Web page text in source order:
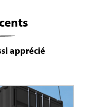
apprécié